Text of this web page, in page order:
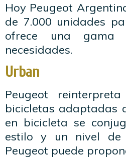
Hoy Peugeot
de 7.000 unidades
ofrece una gama
necesidades.
Urban
Peugeot
bicicletas adaptadas
en bicicleta se
estilo y un nivel de
Peugeot puede